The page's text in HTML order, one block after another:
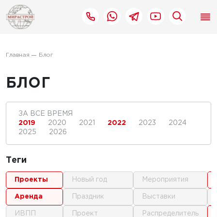
Главная Блог
БЛОГ
ЗА ВСЕ ВРЕМЯ
2019
2020 2021 2022 2023
2024
2025
2026
Теги
проекты
аренда
ИВПП
новый год
праздник
проект
мероприятия
выставки
распределитель